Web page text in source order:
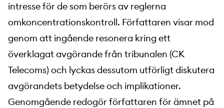
intresse för de som berörs av reglerna
omkoncentrationskontroll. Författaren visar mod
genom att ingående resonera kring ett
överklagat avgörande från tribunalen (CK
Telecoms) och lyckas dessutom utförligt diskutera
avgörandets betydelse och implikationer.
Genomgående redogör författaren för ämnet på